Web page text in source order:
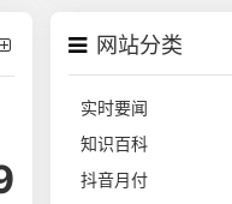
网站分类
实时要闻
知识百科
抖音月付